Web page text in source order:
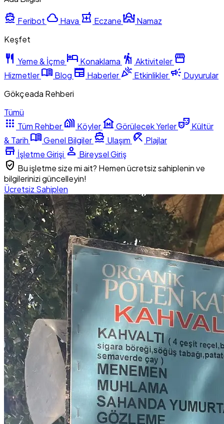
directions_boat Feribot cloud Hava local_pharmacy EczanemosqueNamaz
Keşfet
restaurant Yeme & İçme hotel Konaklama hiking Aktiviteler storefront
Hizmetlermenu_book Blog newspaper Haberler celebrationEtkinlikler campaign Duyurular
Gökçeada Rehberi
Tümü
apps Tüm Rehber holiday_village Köyler museum Görülecek Yerlertheater_comedy Kültür
& Tarih menu_bookGenel Bilgiler directions_boat Ulaşım beach_access Plajlar
store İşletme Girişi person Bireysel Giriş
verified_user Bu işletme size mi ait? Hemen ücretsiz sahiplenin ve
bilgilerinizi güncelleyin!
Ücretsiz Sahiplen